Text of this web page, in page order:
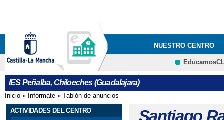
NUESTRO CENTRO
AULAS POR LA
IES Peñalba, Chiloeches (Guadalajara)
Se encuentra usted aquí
Inicio » Infórmate » Tablón de anuncios
ACTIVIDADES DEL CENTRO
Santiago